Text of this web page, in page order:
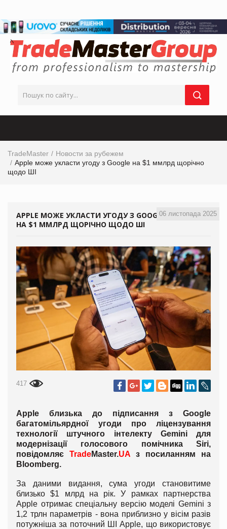
TradeMaster
Новости за рубежем
Apple може укласти угоду з Google на $1 ммлрд щорічно
щодо ШІ
06 листопада 2025
APPLE МОЖЕ УКЛАСТИ УГОДУ З GOOGLE
НА $1 ММЛРД ЩОРІЧНО ЩОДО ШІ
417
Apple близька до підписання з Google
багатомільярдної угоди про ліцензування
технології штучного інтелекту Gemini для
модернізації голосового помічника Siri,
повідомляє TradeMaster.UA з посиланням на
Bloomberg.
За даними видання, сума угоди становитиме
близько $1 млрд на рік. У рамках партнерства
Apple отримає спеціальну версію моделі Gemini з
1,2 трлн параметрів - вона приблизно у вісім разів
потужніша за поточний ШІ Apple, що використовує